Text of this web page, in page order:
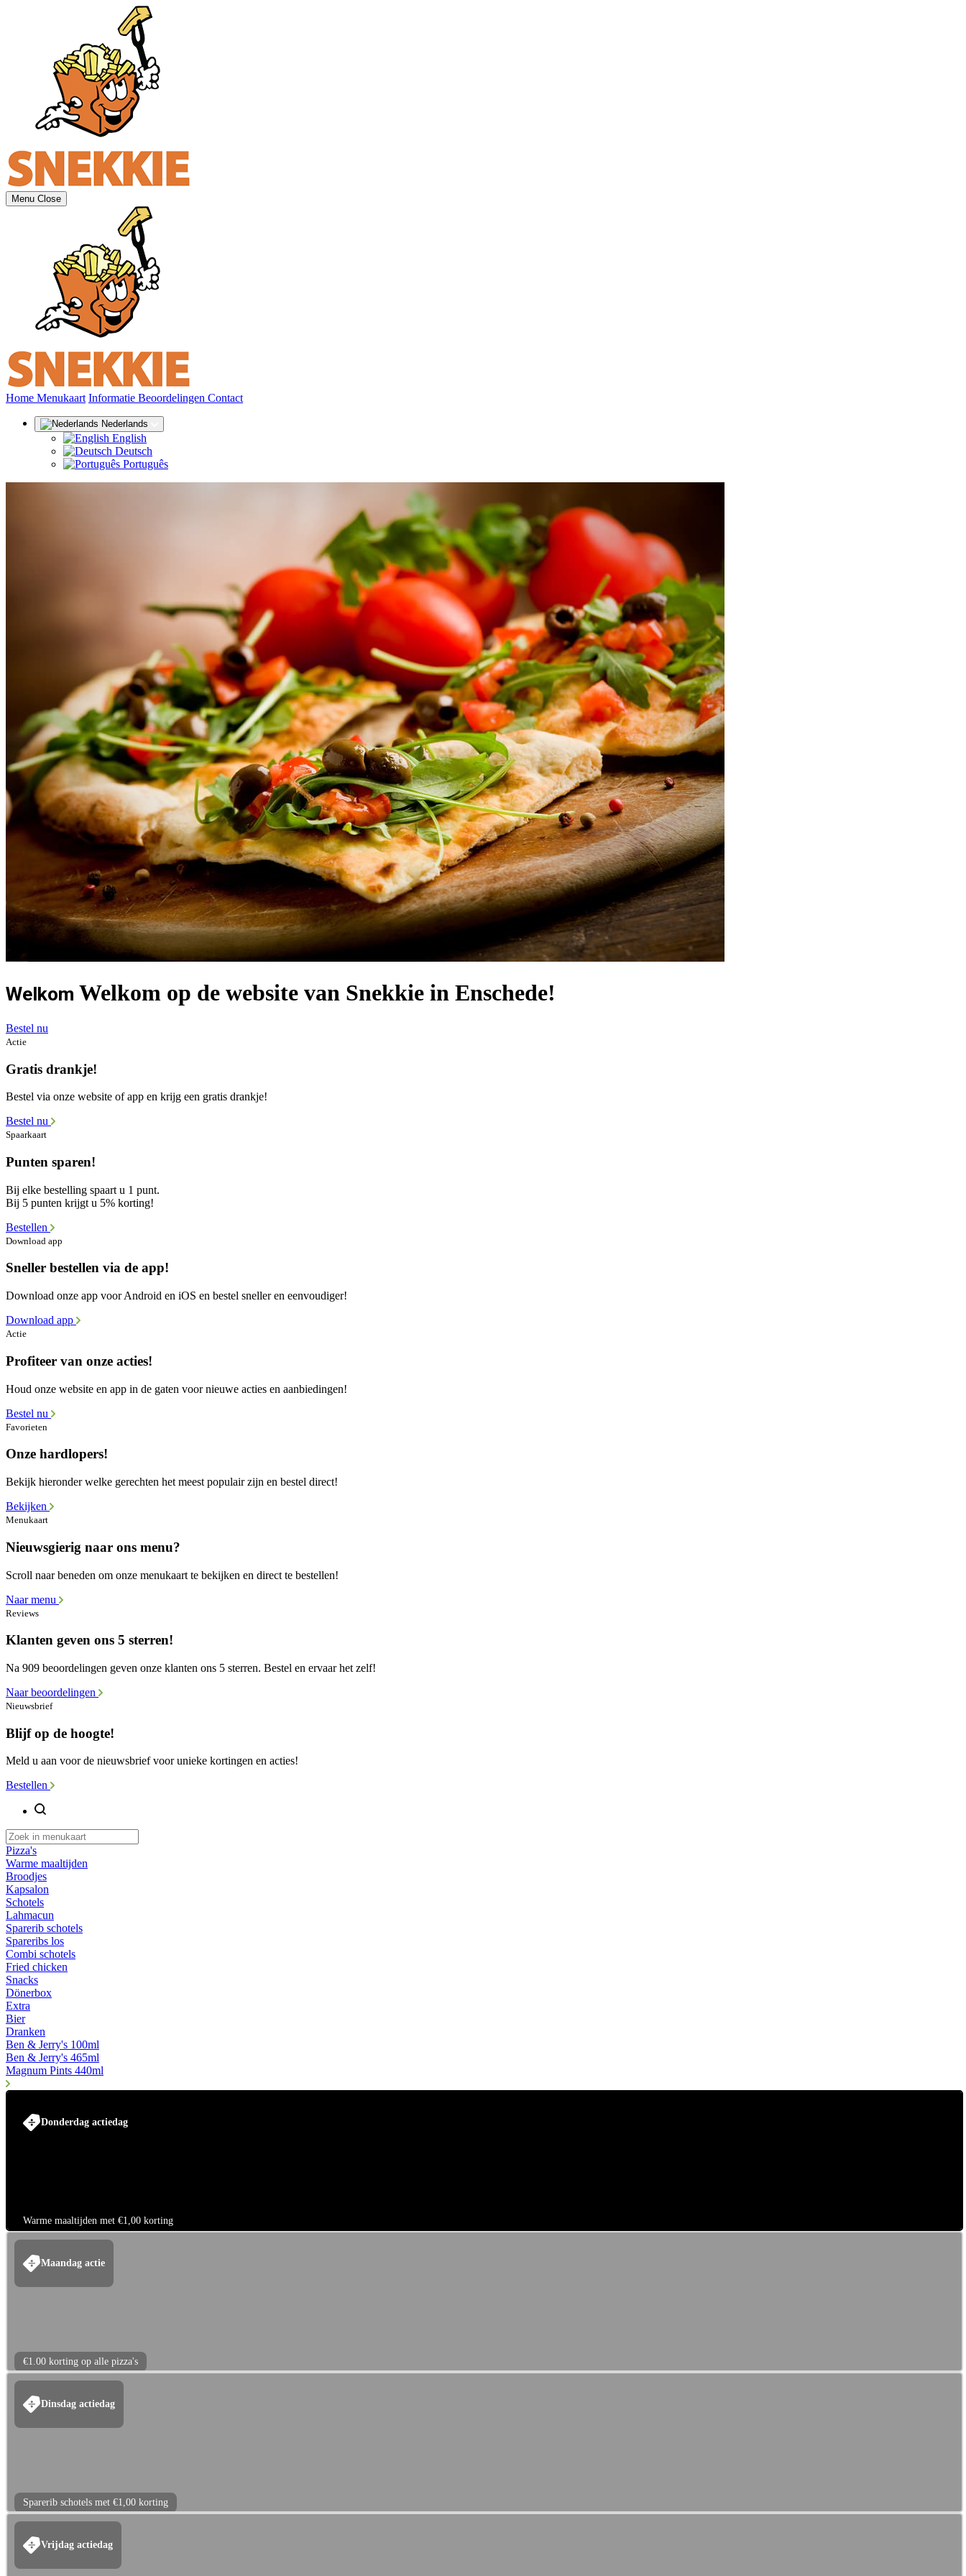
Menu Close
Home (huidige)
Menukaart Informatie Beoordelingen Contact
Nederlands
English
Deutsch
Português
Welkom Welkom op de website van Snekkie in Enschede!
Bestel nu
Actie
Gratis drankje!
Bestel via onze website of app en krijg een gratis drankje!
Bestel nu
Spaarkaart
Punten sparen!
Bij elke bestelling spaart u 1 punt.
Bij 5 punten krijgt u 5% korting!
Bestellen
Download app
Sneller bestellen via de app!
Download onze app voor Android en iOS en bestel sneller en eenvoudiger!
Download app
Actie
Profiteer van onze acties!
Houd onze website en app in de gaten voor nieuwe acties en aanbiedingen!
Bestel nu
Favorieten
Onze hardlopers!
Bekijk hieronder welke gerechten het meest populair zijn en bestel direct!
Bekijken
Menukaart
Nieuwsgierig naar ons menu?
Scroll naar beneden om onze menukaart te bekijken en direct te bestellen!
Naar menu
Reviews
Klanten geven ons 5 sterren!
Na 909 beoordelingen geven onze klanten ons 5 sterren. Bestel en ervaar het zelf!
Naar beoordelingen
Nieuwsbrief
Blijf op de hoogte!
Meld u aan voor de nieuwsbrief voor unieke kortingen en acties!
Bestellen
Pizza's
Warme maaltijden
Broodjes
Kapsalon
Schotels
Lahmacun
Sparerib schotels
Spareribs los
Combi schotels
Fried chicken
Snacks
Dönerbox
Extra
Bier
Dranken
Ben & Jerry's 100ml
Ben & Jerry's 465ml
Magnum Pints 440ml
Donderdag actiedag
Warme maaltijden met €1,00 korting
Maandag actie
€1.00 korting op alle pizza's
Dinsdag actiedag
Sparerib schotels met €1,00 korting
Vrijdag actiedag